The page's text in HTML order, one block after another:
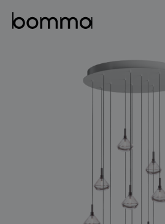
kolekce svítidel